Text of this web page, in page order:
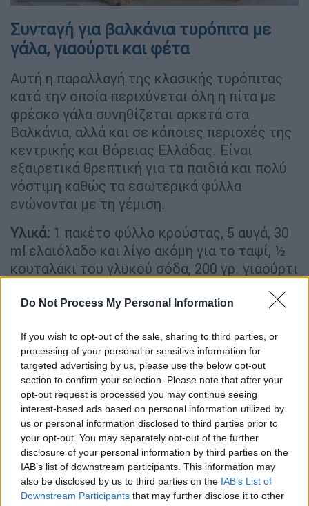
Do Not Process My Personal Information
If you wish to opt-out of the sale, sharing to third parties, or
processing of your personal or sensitive information for
targeted advertising by us, please use the below opt-out
section to confirm your selection. Please note that after your
opt-out request is processed you may continue seeing
interest-based ads based on personal information utilized by
us or personal information disclosed to third parties prior to
your opt-out. You may separately opt-out of the further
disclosure of your personal information by third parties on the
IAB’s list of downstream participants. This information may
also be disclosed by us to third parties on the IAB’s List of
Downstream Participants that may further disclose it to other
Συνταγή για βαλκάνια τυρόπιτα με
γάλα, γιαούρτι και φέτα
Αυτή η παραλλαγή της κλασικής τυρόπιτας
κατά την οποία περιχύνεται όλη η πίτα με
φρέσκο γάλα συνηθίζεται αρκετά στα
Βαλκάνια, αλλά και σε κάποιες περιοχές της
κεντρικής και Βόρειας Ελλάδας. Είναι
εξαιρετικά θρεπτική για τα παιδιά και πολύ
νόστιμη καθώς τα εσωτερικά φύλλα
ενώνονται με τη γέμιση.
Υλικά: 1 πακέτο φύλλο κρούστας, 5 αυγά, 30
ml ελαιόλαδο και λίγο ακόμη για το ταψί, ½
κουταλάκι του γλυκού σόδα, 200 γρ. γιαούρτι
πλήρες, 300 γρ. φέτα κομματιασμένη, 100 γρ.
βούτυρο σε κομματάκια, 400 ml γάλα
Εκτέλση:Σπάτε τα 4 αυγά σε ένα μπολ,
προσθέτετε το λάδι και τη σόδα, ρίχνετε και
το γιαούρτι και χτυπάτε το μείγμα με ένα
πιρούνι ή τον αυγοδάρτη να
ομοιογενοποιηθεί. Προσθέτετε τη φέτα και
ανακατεύετε. Λαδώνετε ένα στρογγυλό ή
παραλληλόγραμμο ταψί. Απλώνετε στο
πρώτο φύλλο κρούστας γέμιση, σκορπίζετε
βούτυρο και τυλίγετε σε στενό ρολό.
Τοποθετείτε το ρολό στο ταψί και